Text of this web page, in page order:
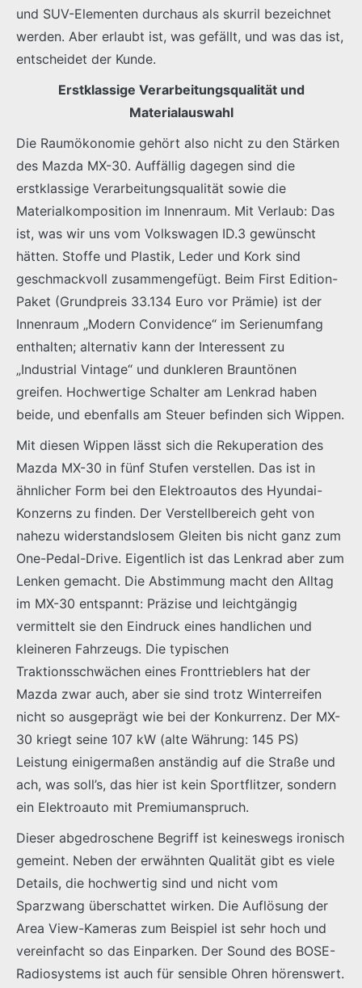
und SUV-Elementen durchaus als skurril bezeichnet
werden. Aber erlaubt ist, was gefällt, und was das ist,
entscheidet der Kunde.
Erstklassige Verarbeitungsqualität und
Materialauswahl
Die Raumökonomie gehört also nicht zu den Stärken
des Mazda MX-30. Auffällig dagegen sind die
erstklassige Verarbeitungsqualität sowie die
Materialkomposition im Innenraum. Mit Verlaub: Das
ist, was wir uns vom Volkswagen ID.3 gewünscht
hätten. Stoffe und Plastik, Leder und Kork sind
geschmackvoll zusammengefügt. Beim First Edition-
Paket (Grundpreis 33.134 Euro vor Prämie) ist der
Innenraum „Modern Convidence“ im Serienumfang
enthalten; alternativ kann der Interessent zu
„Industrial Vintage“ und dunkleren Brauntönen
greifen. Hochwertige Schalter am Lenkrad haben
beide, und ebenfalls am Steuer befinden sich Wippen.
Mit diesen Wippen lässt sich die Rekuperation des
Mazda MX-30 in fünf Stufen verstellen. Das ist in
ähnlicher Form bei den Elektroautos des Hyundai-
Konzerns zu finden. Der Verstellbereich geht von
nahezu widerstandslosem Gleiten bis nicht ganz zum
One-Pedal-Drive. Eigentlich ist das Lenkrad aber zum
Lenken gemacht. Die Abstimmung macht den Alltag
im MX-30 entspannt: Präzise und leichtgängig
vermittelt sie den Eindruck eines handlichen und
kleineren Fahrzeugs. Die typischen
Traktionsschwächen eines Fronttrieblers hat der
Mazda zwar auch, aber sie sind trotz Winterreifen
nicht so ausgeprägt wie bei der Konkurrenz. Der MX-
30 kriegt seine 107 kW (alte Währung: 145 PS)
Leistung einigermaßen anständig auf die Straße und
ach, was soll’s, das hier ist kein Sportflitzer, sondern
ein Elektroauto mit Premiumanspruch.
Dieser abgedroschene Begriff ist keineswegs ironisch
gemeint. Neben der erwähnten Qualität gibt es viele
Details, die hochwertig sind und nicht vom
Sparzwang überschattet wirken. Die Auflösung der
Area View-Kameras zum Beispiel ist sehr hoch und
vereinfacht so das Einparken. Der Sound des BOSE-
Radiosystems ist auch für sensible Ohren hörenswert.